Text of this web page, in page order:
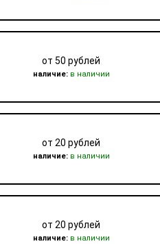
от 50 рублей
наличие:в наличии
от 20 рублей
наличие:в наличии
от 20 рублей
наличие:в наличии